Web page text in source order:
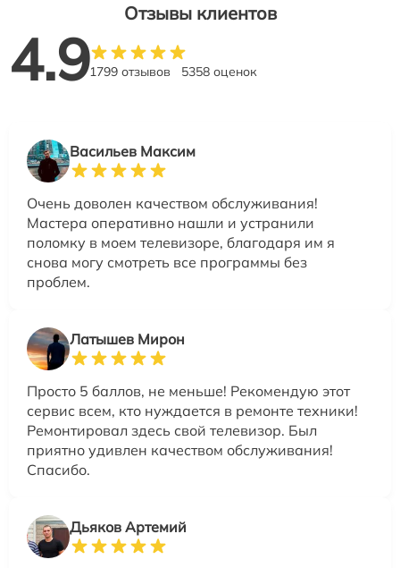
Отзывы клиентов
4.91799 отзывов 5358 оценок
Васильев Максим
Очень доволен качеством обслуживания!
Мастера оперативно нашли и устранили
поломку в моем телевизоре, благодаря им я
снова могу смотреть все программы без
проблем.
Латышев Мирон
Просто 5 баллов, не меньше! Рекомендую этот
сервис всем, кто нуждается в ремонте техники!
Ремонтировал здесь свой телевизор. Был
приятно удивлен качеством обслуживания!
Спасибо.
Дьяков Артемий